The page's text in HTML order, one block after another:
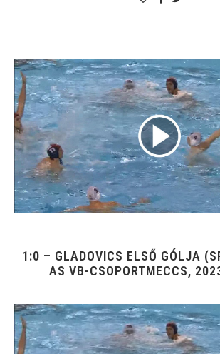
1:0 – GLADOVICS ELSŐ GÓLJA
AS VB-CSOPORTMECCS,